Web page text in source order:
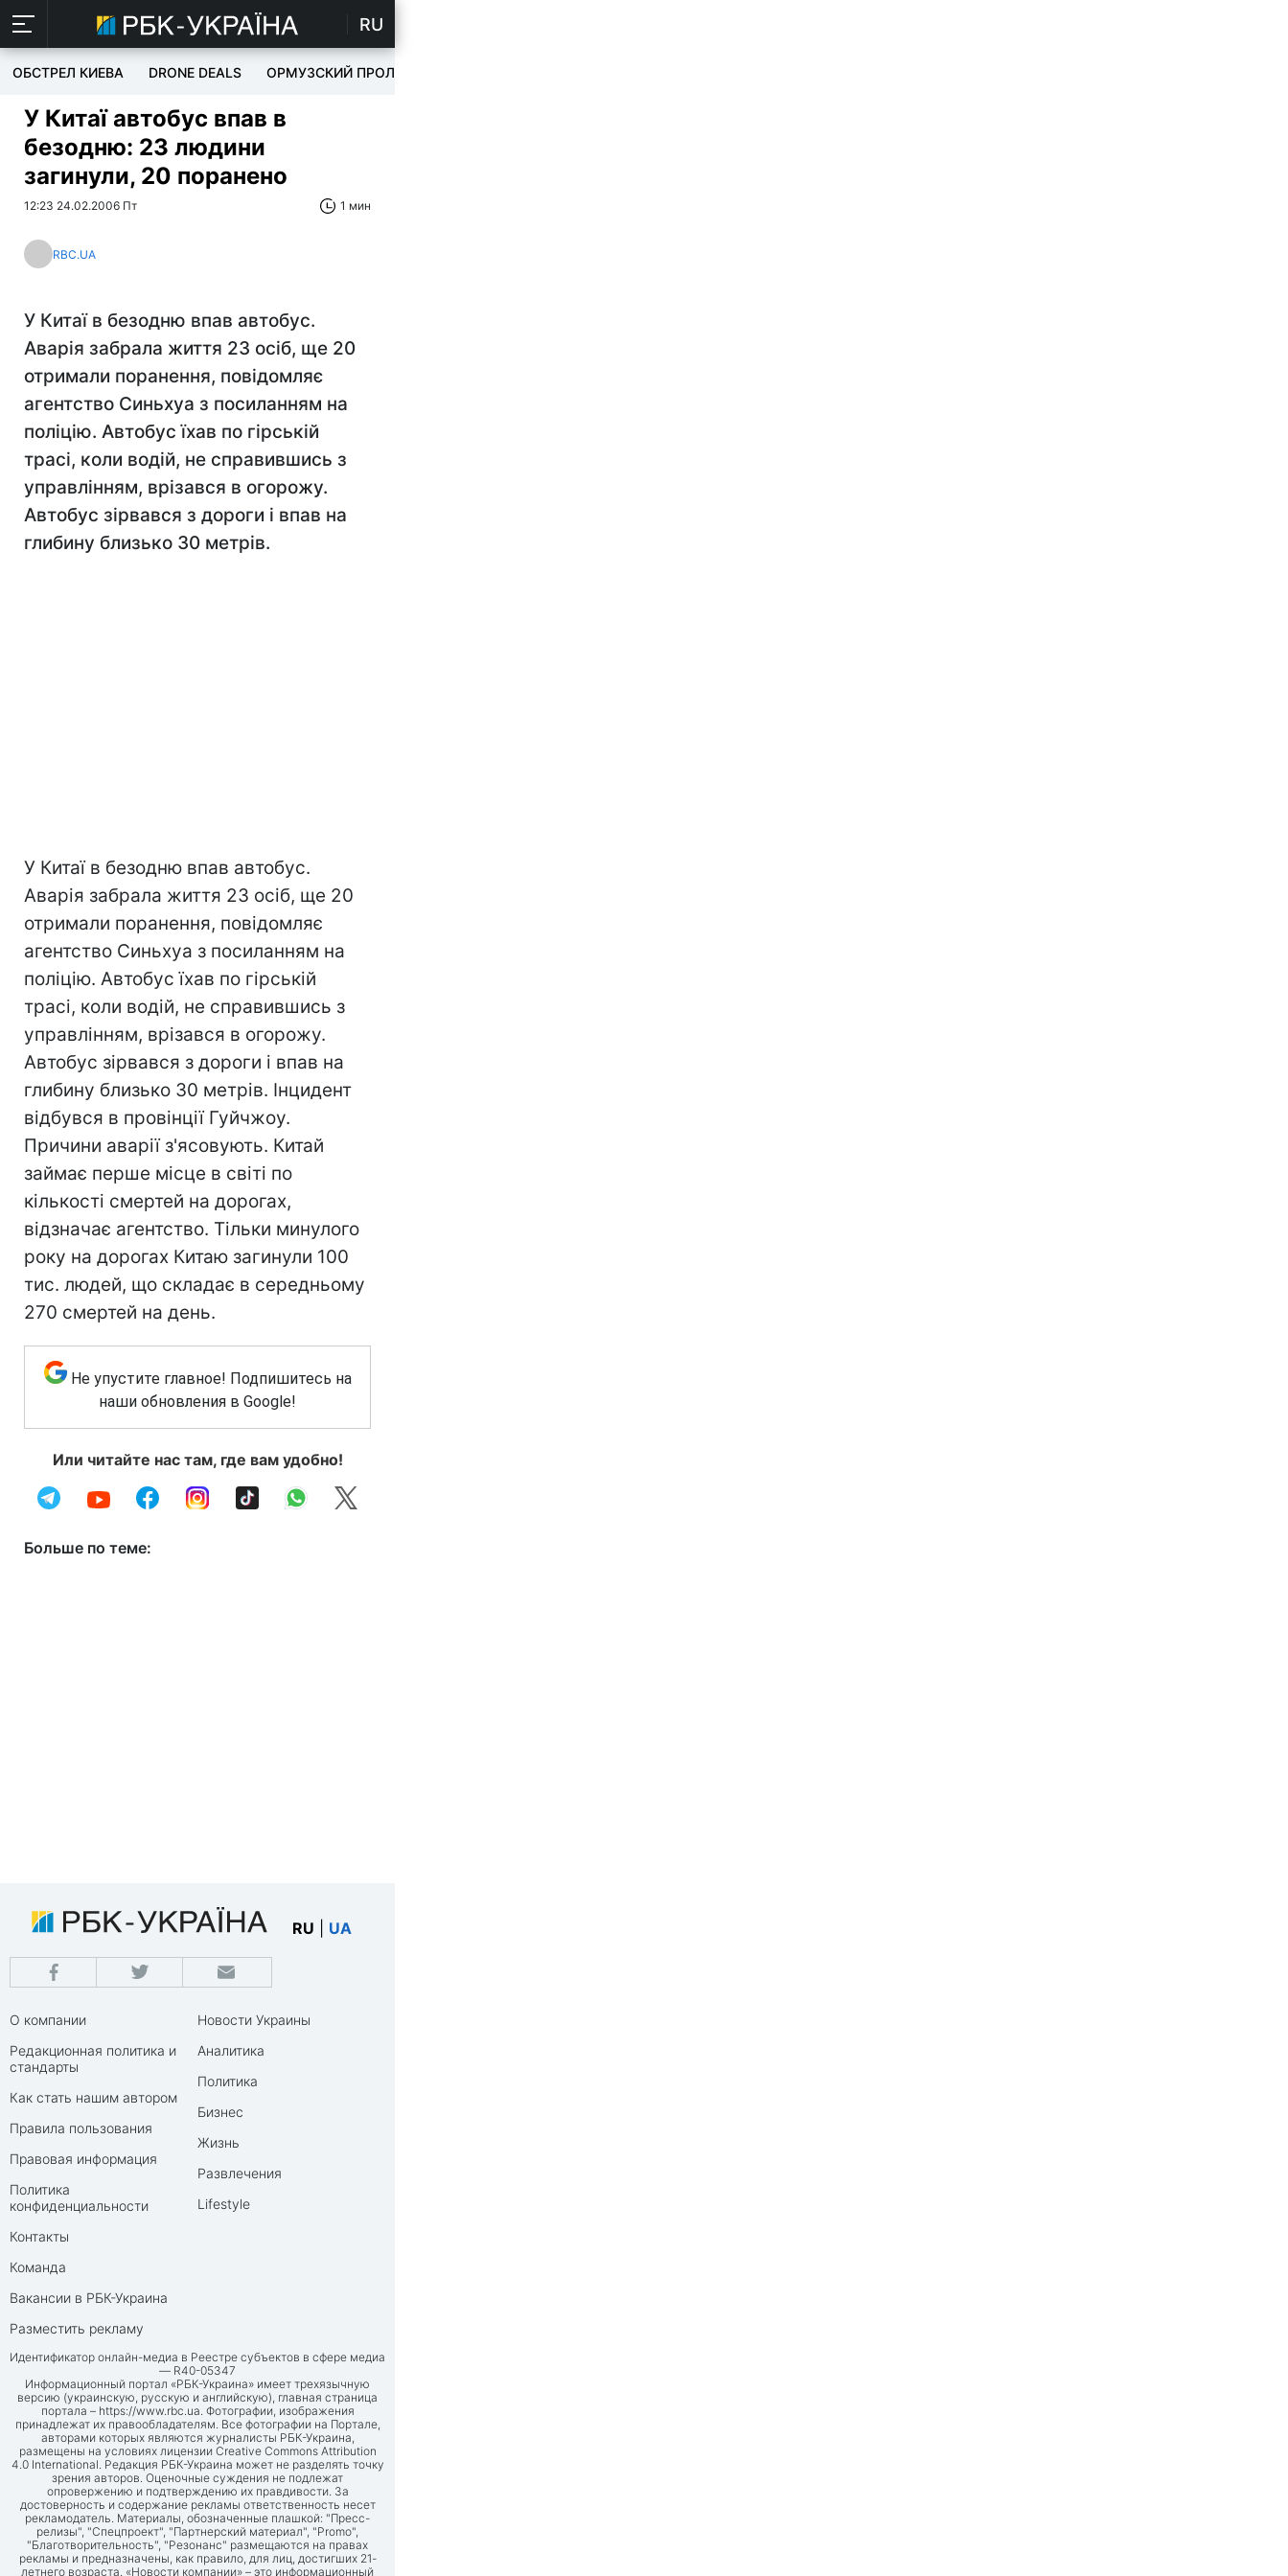
RU
ОБСТРЕЛ КИЕВА DRONE DEALS ОРМУЗСКИЙ ПРОЛИВ
У Китаї автобус впав в
безодню: 23 людини
загинули, 20 поранено
12:23 24.02.2006 Пт 1 мин
RBC.UA
У Китаї в безодню впав автобус.
Аварія забрала життя 23 осіб, ще 20
отримали поранення, повідомляє
агентство Синьхуа з посиланням на
поліцію. Автобус їхав по гірській
трасі, коли водій, не справившись з
управлінням, врізався в огорожу.
Автобус зірвався з дороги і впав на
глибину близько 30 метрів.
У Китаї в безодню впав автобус.
Аварія забрала життя 23 осіб, ще 20
отримали поранення, повідомляє
агентство Синьхуа з посиланням на
поліцію. Автобус їхав по гірській
трасі, коли водій, не справившись з
управлінням, врізався в огорожу.
Автобус зірвався з дороги і впав на
глибину близько 30 метрів. Інцидент
відбувся в провінції Гуйчжоу.
Причини аварії з'ясовують. Китай
займає перше місце в світі по
кількості смертей на дорогах,
відзначає агентство. Тільки минулого
року на дорогах Китаю загинули 100
тис. людей, що складає в середньому
270 смертей на день.
Не упустите главное! Подпишитесь на
наши обновления в Google!
Или читайте нас там, где вам удобно!
Больше по теме:
RU UA
О компании
Редакционная политика и
стандарты
Как стать нашим автором
Правила пользования
Правовая информация
Политика
конфиденциальности
Контакты
Команда
Вакансии в РБК-Украина
Разместить рекламу
Новости Украины
Аналитика
Политика
Бизнес
Жизнь
Развлечения
Lifestyle
Идентификатор онлайн-медиа в Реестре субъектов в сфере медиа
— R40-05347
Информационный портал «РБК-Украина» имеет трехязычную
версию (украинскую, русскую и английскую), главная страница
портала – https://www.rbc.ua. Фотографии, изображения
принадлежат их правообладателям. Все фотографии на Портале,
авторами которых являются журналисты РБК-Украина,
размещены на условиях лицензии Creative Commons Attribution
4.0 International. Редакция РБК-Украина может не разделять точку
зрения авторов. Оценочные суждения не подлежат
опровержению и подтверждению их правдивости. За
достоверность и содержание рекламы ответственность несет
рекламодатель. Материалы, обозначенные плашкой: "Пресс-
релизы", "Спецпроект", "Партнерский материал", "Promo",
"Благотворительность", "Резонанс" размещаются на правах
рекламы и предназначены, как правило, для лиц, достигших 21-
летнего возраста. «Новости компании» – это информационный